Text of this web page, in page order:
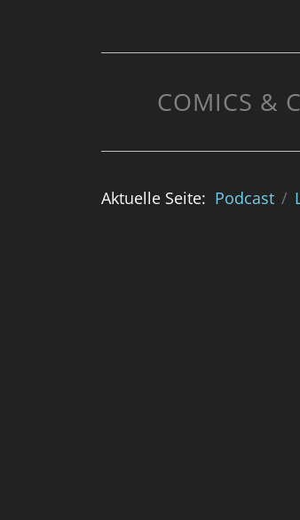
COMICS &
Aktuelle Seite: Podcast